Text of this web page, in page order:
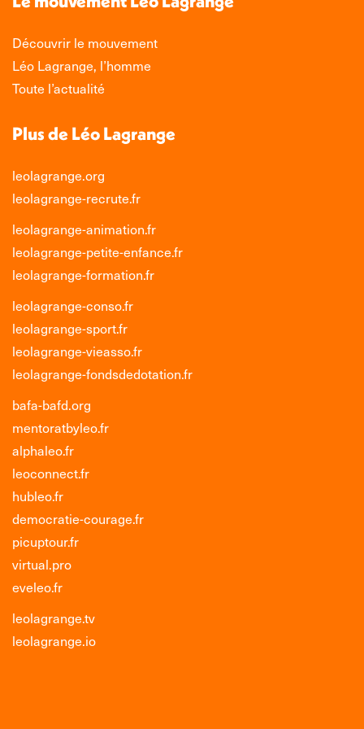
fenêtrefenêtrefenêtrefenêtre
Découvrir le mouvement
Léo Lagrange, l’homme
Toute l’actualité
Plus de Léo Lagrange
leolagrange.org
leolagrange-recrute.fr
leolagrange-animation.fr
leolagrange-petite-enfance.fr
leolagrange-formation.fr
leolagrange-conso.fr
leolagrange-sport.fr
leolagrange-vieasso.fr
leolagrange-fondsdedotation.fr
bafa-bafd.org
mentoratbyleo.fr
alphaleo.fr
leoconnect.fr
hubleo.fr
democratie-courage.fr
picuptour.fr
virtual.pro
eveleo.fr
leolagrange.tv
leolagrange.io